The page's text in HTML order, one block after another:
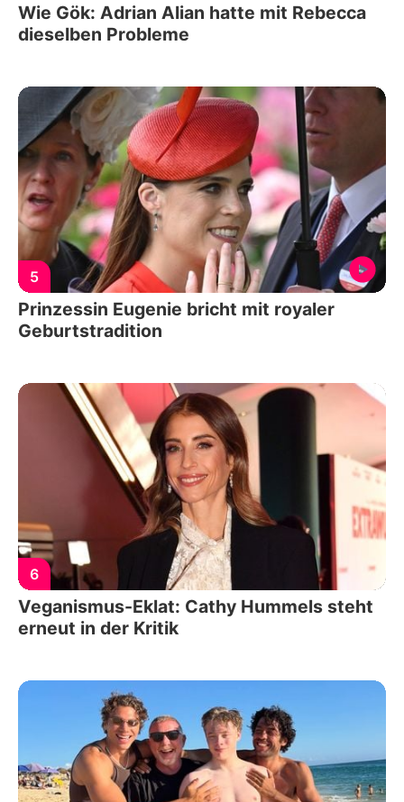
Wie Gök: Adrian Alian hatte mit Rebecca
dieselben Probleme
5
Prinzessin Eugenie bricht mit royaler
Geburtstradition
6
Veganismus-Eklat: Cathy Hummels steht
erneut in der Kritik